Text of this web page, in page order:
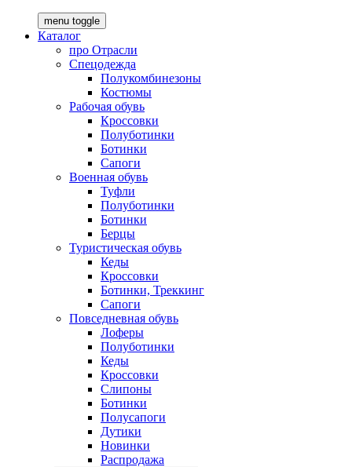
menu toggle
Каталог
про Отрасли
Спецодежда
Полукомбинезоны
Костюмы
Рабочая обувь
Кроссовки
Полуботинки
Ботинки
Сапоги
Военная обувь
Туфли
Полуботинки
Ботинки
Берцы
Туристическая обувь
Кеды
Кроссовки
Ботинки, Треккинг
Сапоги
Повседневная обувь
Лоферы
Полуботинки
Кеды
Кроссовки
Слипоны
Ботинки
Полусапоги
Дутики
Новинки
Распродажа